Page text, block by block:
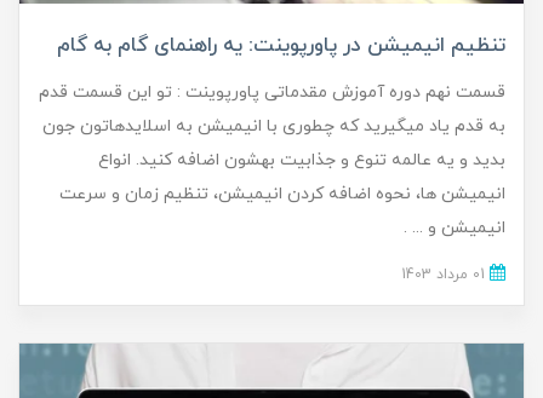
تنظیم انیمیشن در پاورپوینت: یه راهنمای گام به گام
قسمت نهم دوره آموزش مقدماتی پاورپوینت : تو این قسمت قدم
به قدم یاد میگیرید که چطوری با انیمیشن به اسلایدهاتون جون
بدید و یه عالمه تنوع و جذابیت بهشون اضافه کنید. انواع
انیمیشن ها، نحوه اضافه کردن انیمیشن، تنظیم زمان و سرعت
انیمیشن و ... .